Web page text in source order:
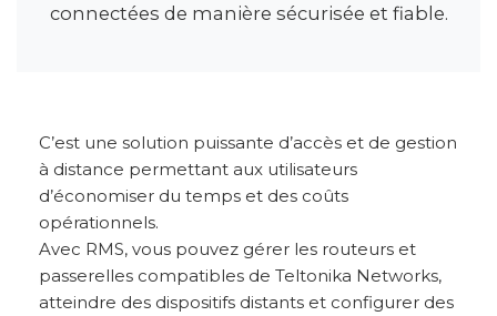
connectées de manière sécurisée et fiable.
C’est une solution puissante d’accès et de gestion
à distance permettant aux utilisateurs
d’économiser du temps et des coûts
opérationnels.
Avec RMS, vous pouvez gérer les routeurs et
passerelles compatibles de Teltonika Networks,
atteindre des dispositifs distants et configurer des